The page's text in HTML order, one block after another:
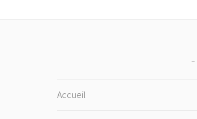
Accueil